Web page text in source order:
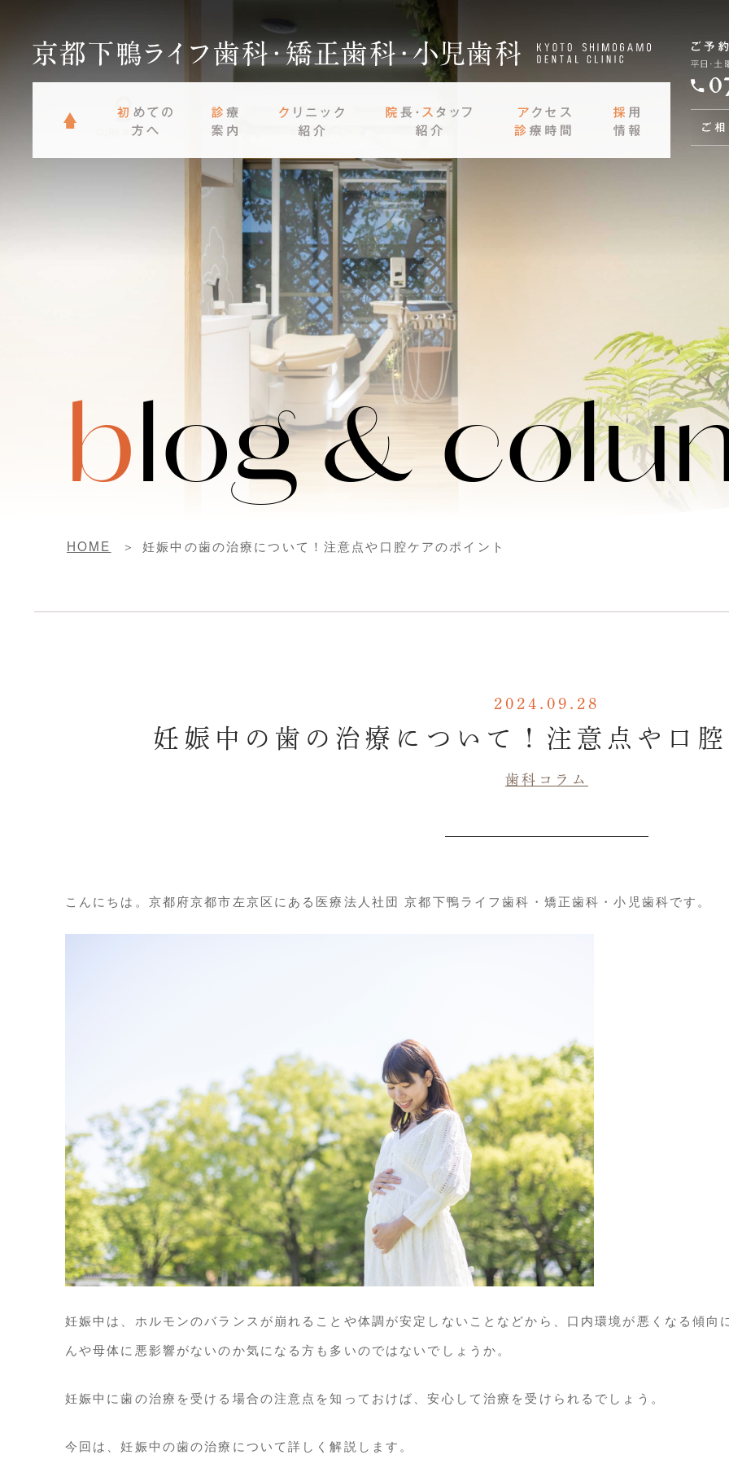
blog &
HOME 妊娠中の歯の治療について！注意点や口腔ケアのポイント
2024.09.28
妊娠中の歯の治療について！注意点や口
歯科コラム
こんにちは。京都府京都市左京区にある医療法人社団 京都下鴨ライフ歯科・矯正歯科・小児歯科です。
妊娠中は、ホルモンのバランスが崩れることや体調が安定しないことなどから、口内環境が悪くなる傾
んや母体に悪影響がないのか気になる方も多いのではないでしょうか。
妊娠中に歯の治療を受ける場合の注意点を知っておけば、安心して治療を受けられるでしょう。
今回は、妊娠中の歯の治療について詳しく解説します。